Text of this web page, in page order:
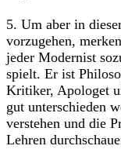
5. Um aber in
vorzugehen,
jeder Modernist
spielt. Er ist
Kritiker, Apologet
gut unterschieden
verstehen und die
Lehren